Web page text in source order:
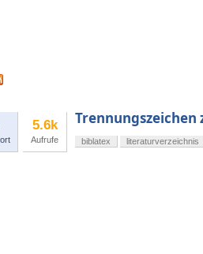
5.6k
Aufrufe biblatex literaturverzeichnis